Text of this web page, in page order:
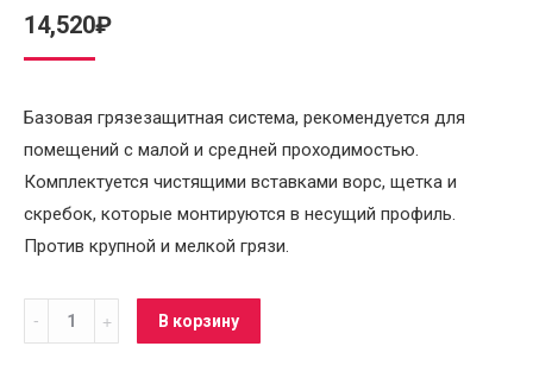
14,520₽
Базовая грязезащитная система, рекомендуется для
помещений с малой и средней проходимостью.
Комплектуется чистящими вставками ворс, щетка и
скребок, которые монтируются в несущий профиль.
Против крупной и мелкой грязи.
Грязезащитная
решетка
В корзину